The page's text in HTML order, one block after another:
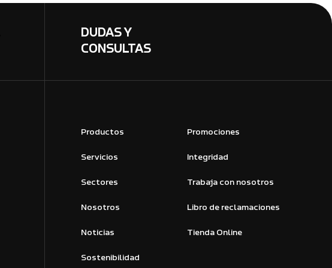
DUDAS Y
CONSULTAS
Productos
Servicios
Sectores
Nosotros
Noticias
Sostenibilidad
Promociones
Integridad
Trabaja con nosotros
Libro de reclamaciones
Tienda Online